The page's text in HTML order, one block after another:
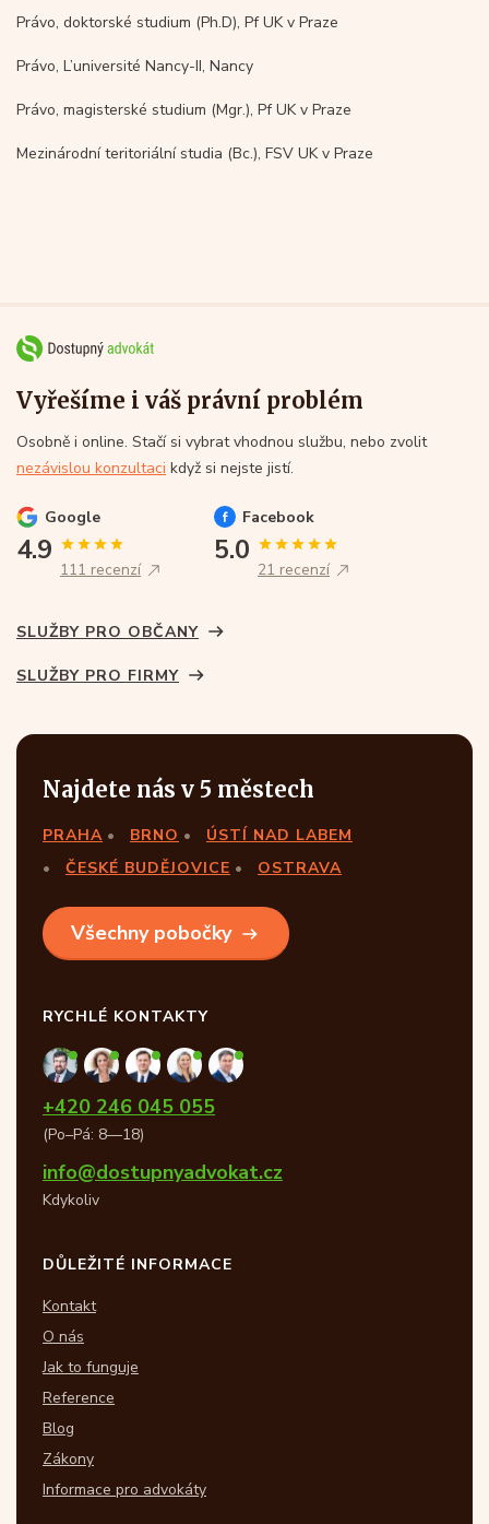
Právo, doktorské studium (Ph.D), Pf UK v Praze
Právo, L’université Nancy-II, Nancy
Právo, magisterské studium (Mgr.), Pf UK v Praze
Mezinárodní teritoriální studia (Bc.), FSV UK v Praze
Vyřešíme i váš právní problém
Osobně i online. Stačí si vybrat vhodnou službu, nebo zvolit
nezávislou konzultaci když si nejste jistí.
Google
4.9
111 recenzí
Facebook
5.0
21 recenzí
SLUŽBY PRO OBČANY
SLUŽBY PRO FIRMY
Najdete nás v 5 městech
PRAHA BRNO
ÚSTÍ NAD LABEM
ČESKÉ BUDĚJOVICE
OSTRAVA
Všechny pobočky
RYCHLÉ KONTAKTY
+420 246 045 055
(Po–Pá: 8—18)
info@dostupnyadvokat.cz
Kdykoliv
DŮLEŽITÉ INFORMACE
Kontakt
O nás
Jak to funguje
Reference
Blog
Zákony
Informace pro advokáty